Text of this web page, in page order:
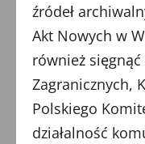
źródeł
Akt Nowych w
również
Zagranicznych,
Polskiego
działalność